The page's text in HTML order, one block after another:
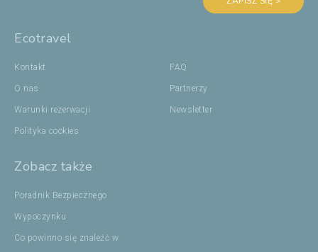
Ecotravel
Kontakt
O nas
Warunki rezerwacji
Polityka cookies
FAQ
Partnerzy
Newsletter
Zobacz także
Poradnik Bezpiecznego
Wypoczynku
Co powinno się znaleźć w